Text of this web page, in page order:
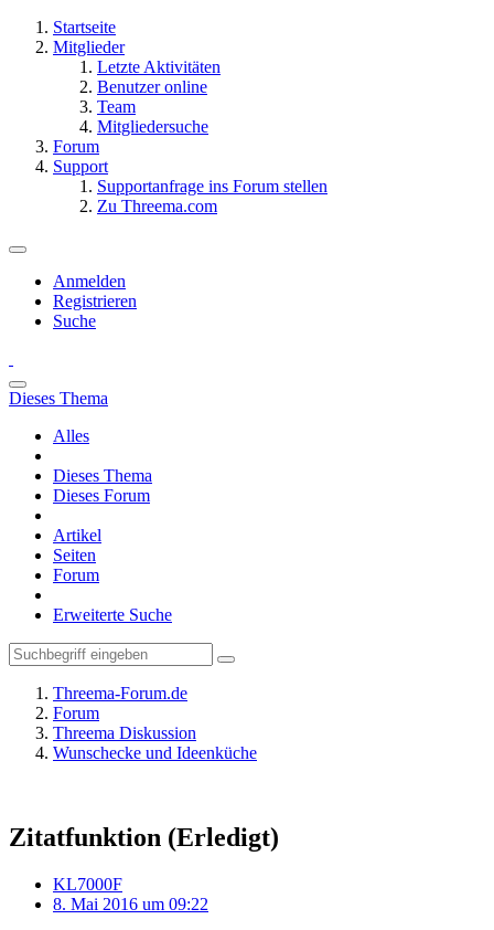
Startseite
Mitglieder
Letzte Aktivitäten
Benutzer online
Team
Mitgliedersuche
Forum
Support
Supportanfrage ins Forum stellen
Zu Threema.com
Anmelden
Registrieren
Suche
Dieses Thema
Alles
Dieses Thema
Dieses Forum
Artikel
Seiten
Forum
Erweiterte Suche
Threema-Forum.de
Forum
Threema Diskussion
Wunschecke und Ideenküche
Zitatfunktion (Erledigt)
KL7000F
8. Mai 2016 um 09:22